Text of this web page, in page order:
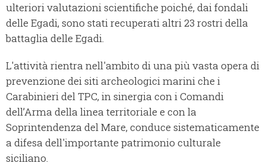
ulteriori valutazioni scientifiche poiché, dai fondali
delle Egadi, sono stati recuperati altri 23 rostri della
battaglia delle Egadi.
L'attività rientra nell'ambito di una più vasta opera di
prevenzione dei siti archeologici marini che i
Carabinieri del TPC, in sinergia con i Comandi
dell’Arma della linea territoriale e con la
Soprintendenza del Mare, conduce sistematicamente
a difesa dell'importante patrimonio culturale
siciliano.